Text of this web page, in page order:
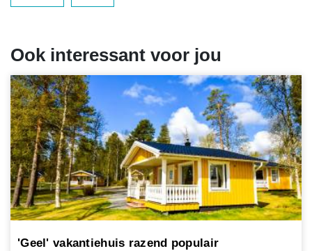
Ook interessant voor jou
'Geel' vakantiehuis razend populair